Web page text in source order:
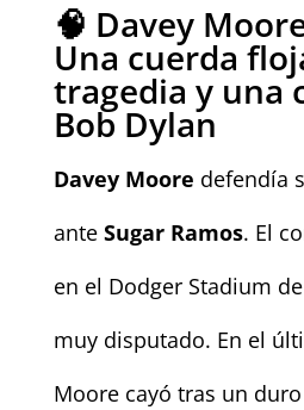
🧠 Davey
Una cuerda
tragedia y una
Bob Dylan
Davey Moore defendía
ante Sugar Ramos. El
en el Dodger Stadium
muy disputado. En el
Moore cayó tras un